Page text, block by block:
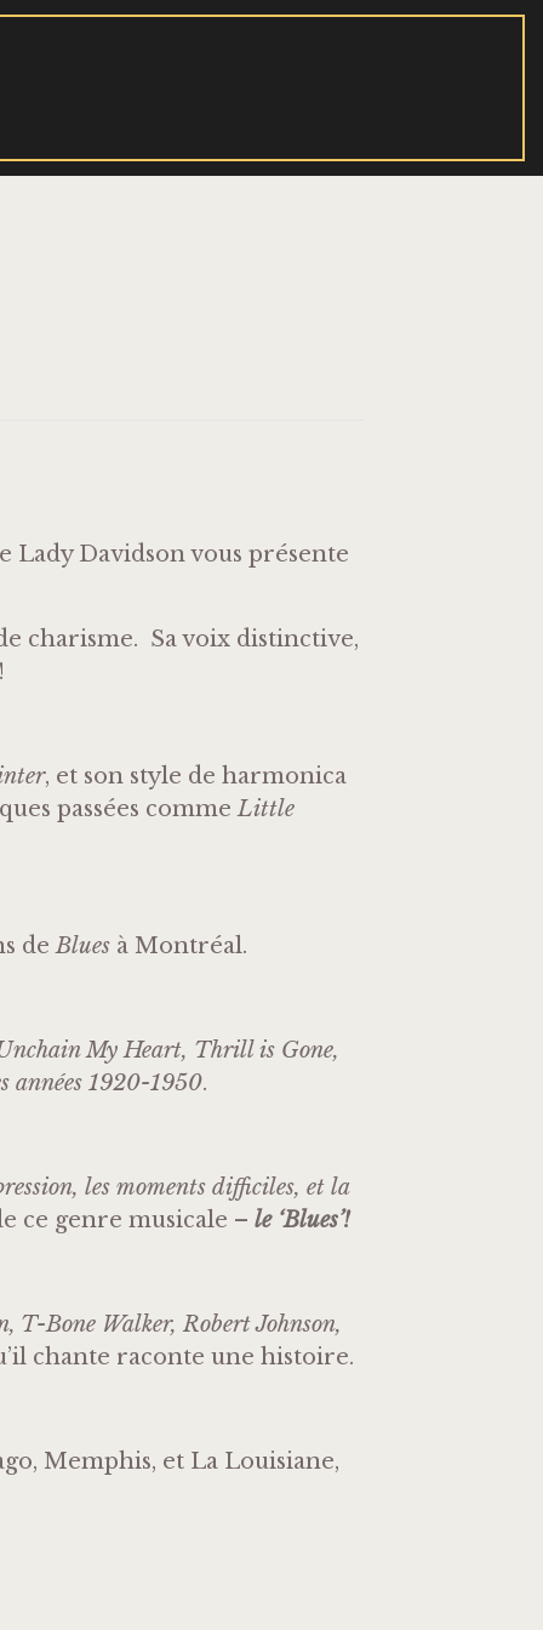
Lady Davidson vous présente
charisme. Sa voix distinctive,
, et son style de harmonica
passées commeLittle
deBlues à Montréal.
My Heart, Thrill is Gone,
années 1920-1950.
les moments difficiles, et la
ce genre musicale – le ‘Blues’!
T-Bone Walker, Robert Johnson,
chante raconte une histoire.
Memphis, et La Louisiane,